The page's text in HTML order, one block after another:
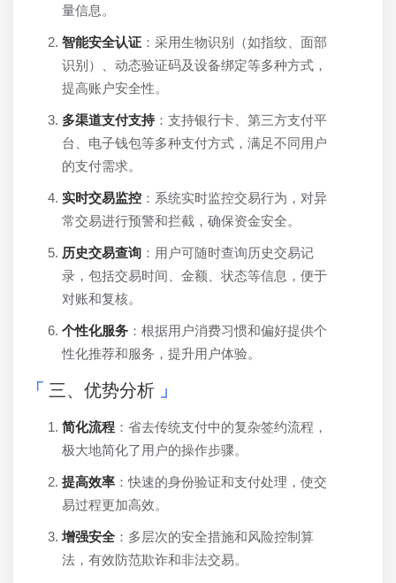
量信息。
智能安全认证 ：采用生物识别（如指纹、面部
识别）、动态验证码及设备绑定等多种方式，
提高账户安全性。
多渠道支付支持：支持银行卡、第三方支付平
台、电子钱包等多种支付方式，满足不同用户
的支付需求。
实时交易监控 ：系统实时监控交易行为，对异
常交易进行预警和拦截，确保资金安全。
历史交易查询 ：用户可随时查询历史交易记
录，包括交易时间、金额、状态等信息，便于
对账和复核。
个性化服务 ：根据用户消费习惯和偏好提供个
性化推荐和服务，提升用户体验。
三、优势分析
简化流程 ：省去传统支付中的复杂签约流程，
极大地简化了用户的操作步骤。
提高效率 ：快速的身份验证和支付处理，使交
易过程更加高效。
增强安全：多层次的安全措施和风险控制算
法，有效防范欺诈和非法交易。